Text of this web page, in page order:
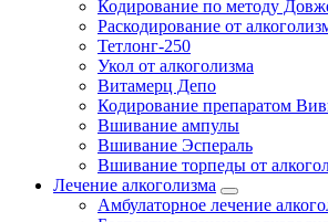
Кодирование по методу
Раскодирование от
Тетлонг-250
Укол от алкоголизма
Витамерц Депо
Кодирование препаратом
Вшивание ампулы
Вшивание Эспераль
Вшивание торпеды от
Лечение алкоголизма
Амбулаторное лечение